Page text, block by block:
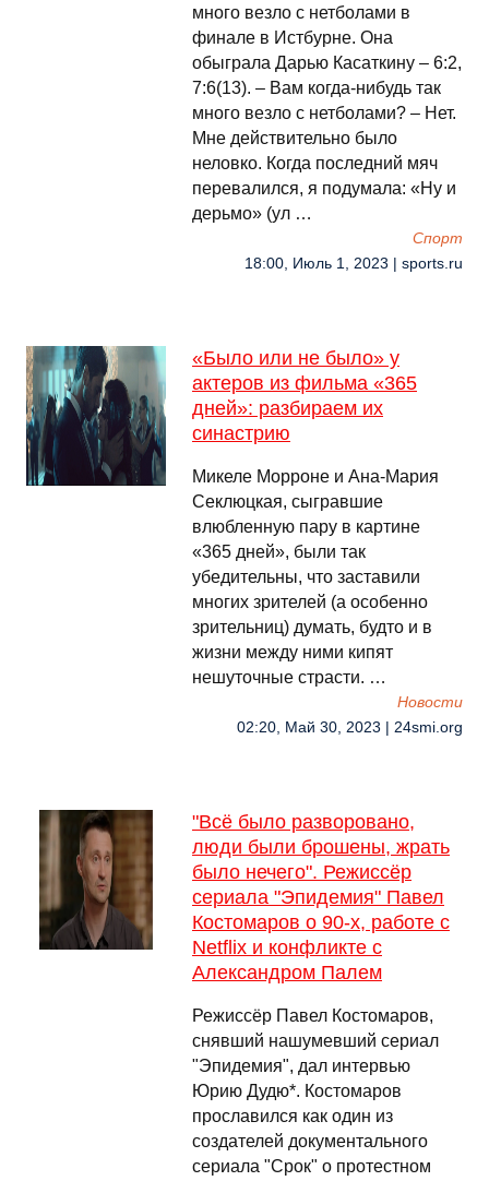
много везло с нетболами в
финале в Истбурне. Она
обыграла Дарью Касаткину – 6:2,
7:6(13). – Вам когда-нибудь так
много везло с нетболами? – Нет.
Мне действительно было
неловко. Когда последний мяч
перевалился, я подумала: «Ну и
дерьмо» (ул …
Спорт
18:00, Июль 1, 2023 | sports.ru
«Было или не было» у
актеров из фильма «365
дней»: разбираем их
синастрию
Микеле Морроне и Ана-Мария
Секлюцкая, сыгравшие
влюбленную пару в картине
«365 дней», были так
убедительны, что заставили
многих зрителей (а особенно
зрительниц) думать, будто и в
жизни между ними кипят
нешуточные страсти. …
Новости
02:20, Май 30, 2023 | 24smi.org
"Всё было разворовано,
люди были брошены, жрать
было нечего". Режиссёр
сериала "Эпидемия" Павел
Костомаров о 90-х, работе с
Netflix и конфликте с
Александром Палем
Режиссёр Павел Костомаров,
снявший нашумевший сериал
"Эпидемия", дал интервью
Юрию Дудю*. Костомаров
прославился как один из
создателей документального
сериала "Срок" о протестном